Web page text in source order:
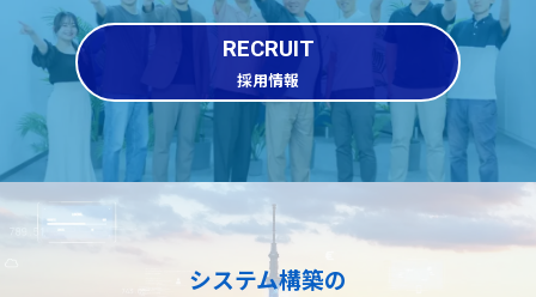
RECRUIT
採用情報
システム構築の